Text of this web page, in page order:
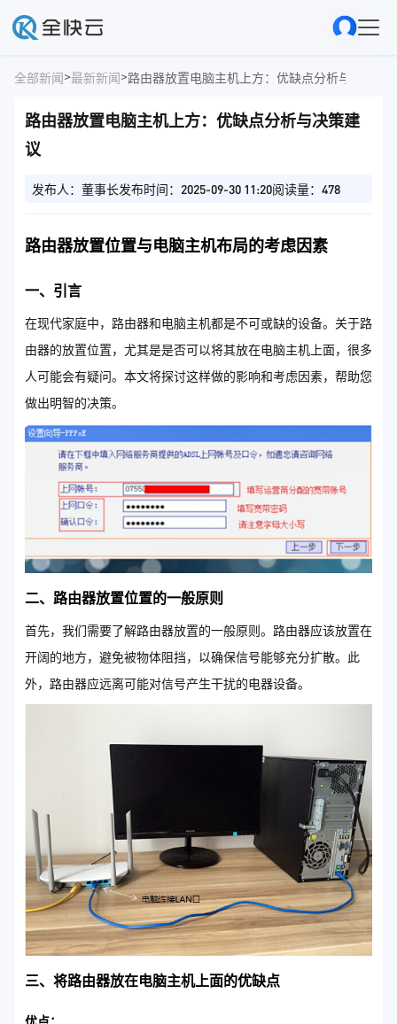
全部新闻>最新新闻>路由器放置电脑主机上方：优缺点分析与决策建
路由器放置电脑主机上方：优缺点分析与决策建
议
发布人：董事长发布时间：2025-09-30 11:20阅读量：478
路由器放置位置与电脑主机布局的考虑因素
一、引言
在现代家庭中，路由器和电脑主机都是不可或缺的设备。关于路
由器的放置位置，尤其是是否可以将其放在电脑主机上面，很多
人可能会有疑问。本文将探讨这样做的影响和考虑因素，帮助您
做出明智的决策。
二、路由器放置位置的一般原则
首先，我们需要了解路由器放置的一般原则。路由器应该放置在
开阔的地方，避免被物体阻挡，以确保信号能够充分扩散。此
外，路由器应远离可能对信号产生干扰的电器设备。
三、将路由器放在电脑主机上面的优缺点